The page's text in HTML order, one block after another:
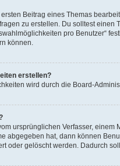
Beitrag eines Themas
zu erstellen. Du solltest
pro Benutzer“
können.
erstellen?
wird durch die Board-
ursprünglichen Verfasser,
abgegeben hat, dann können
oder gelöscht werden. Dadurch